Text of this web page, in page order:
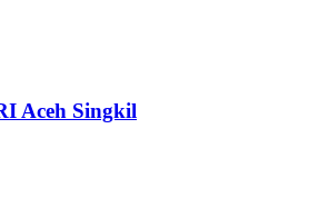
Aceh Singkil